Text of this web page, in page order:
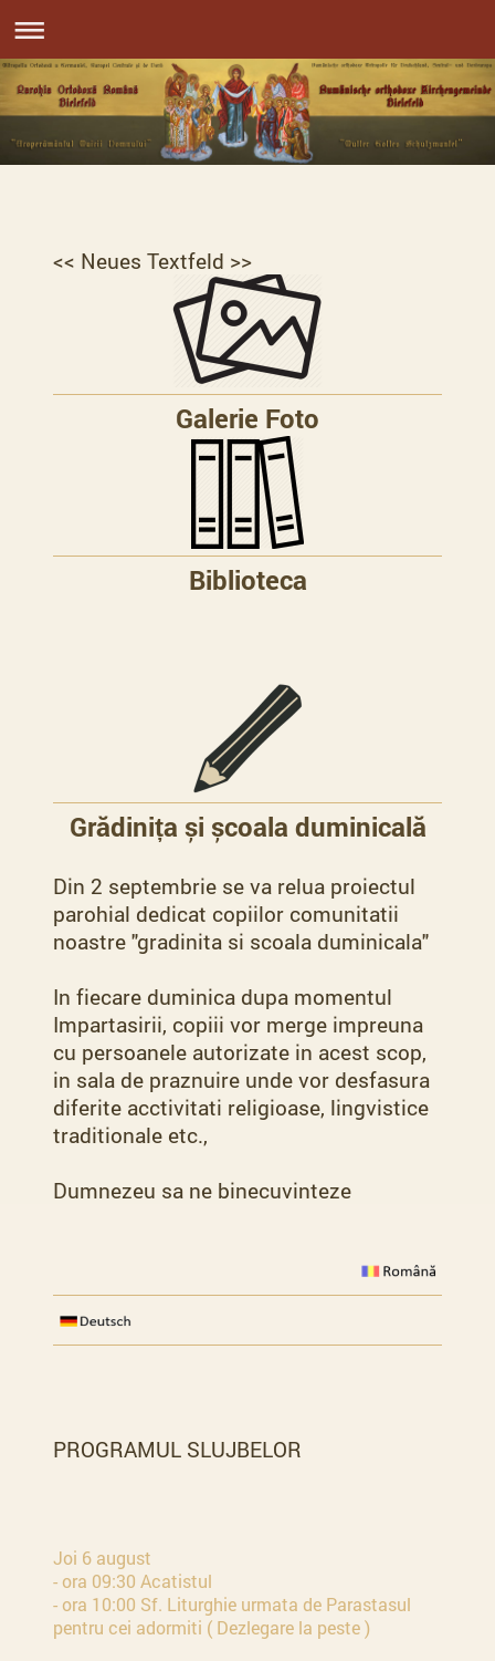
<< Neues Textfeld >>
Galerie Foto
Biblioteca
Grădinița și școala duminicală
Din 2 septembrie se va relua proiectul
parohial dedicat copiilor comunitatii
noastre "gradinita si scoala duminicala"
In fiecare duminica dupa momentul
Impartasirii, copiii vor merge impreuna
cu persoanele autorizate in acest scop,
in sala de praznuire unde vor desfasura
diferite acctivitati religioase, lingvistice
traditionale etc.,
Dumnezeu sa ne binecuvinteze
PROGRAMUL SLUJBELOR
Joi 6 august
- ora 09:30 Acatistul
- ora 10:00 Sf. Liturghie urmata de Parastasul
pentru cei adormiti ( Dezlegare la peste )